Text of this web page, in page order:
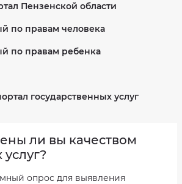
Пензенской области
по правам человека
по правам ребенка
государственных услуг
ли вы качеством
опрос для выявления